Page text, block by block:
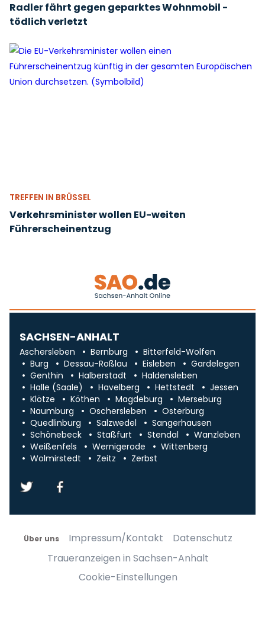
Radler fährt gegen geparktes Wohnmobil -
tödlich verletzt
TREFFEN IN BRÜSSEL
Verkehrsminister wollen EU-weiten
Führerscheinentzug
SACHSEN-ANHALT
Aschersleben Bernburg
Bitterfeld-Wolfen
Burg
Dessau-Roßlau Eisleben
Gardelegen
Genthin
Halberstadt
Haldensleben
Halle (Saale)
Havelberg Hettstedt
Jessen
Klötze
Köthen Magdeburg
Merseburg
Naumburg
Oschersleben
Osterburg
Quedlinburg
Salzwedel
Sangerhausen
Schönebeck
Staßfurt Stendal
Wanzleben
Weißenfels
Wernigerode
Wittenberg
Wolmirstedt
Zeitz Zerbst
Über uns Impressum/Kontakt
Datenschutz
Traueranzeigen in Sachsen-Anhalt
Cookie-Einstellungen